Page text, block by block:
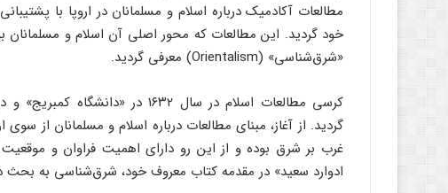
مطالعات آکادمیک درباره اسلام و مسلمانان در اروپا با
خود گردید. این مطالعات که محور اصلی آن اسلام و مسلمانان
«شرق‌شناسی» (Orientalism) معرفی گردید.
گردید. از آغاز، مبنای مطالعات درباره اسلام و مسلمانان از
غرب بر شرق بوده و از این رو دارای اهمیت فراوان و موقعیت
ادوارد سعید» در مقدمه کتاب معروف خود، شرق‌شناسی به بحث